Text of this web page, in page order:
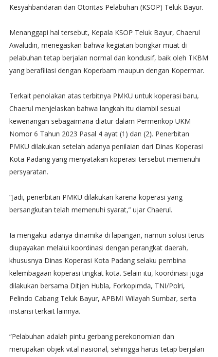
Kesyahbandaran dan Otoritas Pelabuhan (KSOP) Teluk Bayur.
Menanggapi hal tersebut, Kepala KSOP Teluk Bayur, Chaerul
Awaludin, menegaskan bahwa kegiatan bongkar muat di
pelabuhan tetap berjalan normal dan kondusif, baik oleh TKBM
yang berafiliasi dengan Koperbam maupun dengan Kopermar.
Terkait penolakan atas terbitnya PMKU untuk koperasi baru,
Chaerul menjelaskan bahwa langkah itu diambil sesuai
kewenangan sebagaimana diatur dalam Permenkop UKM
Nomor 6 Tahun 2023 Pasal 4 ayat (1) dan (2). Penerbitan
PMKU dilakukan setelah adanya penilaian dari Dinas Koperasi
Kota Padang yang menyatakan koperasi tersebut memenuhi
persyaratan.
“Jadi, penerbitan PMKU dilakukan karena koperasi yang
bersangkutan telah memenuhi syarat,” ujar Chaerul.
Ia mengakui adanya dinamika di lapangan, namun solusi terus
diupayakan melalui koordinasi dengan perangkat daerah,
khususnya Dinas Koperasi Kota Padang selaku pembina
kelembagaan koperasi tingkat kota. Selain itu, koordinasi juga
dilakukan bersama Ditjen Hubla, Forkopimda, TNI/Polri,
Pelindo Cabang Teluk Bayur, APBMI Wilayah Sumbar, serta
instansi terkait lainnya.
“Pelabuhan adalah pintu gerbang perekonomian dan
merupakan objek vital nasional, sehingga harus tetap berjalan